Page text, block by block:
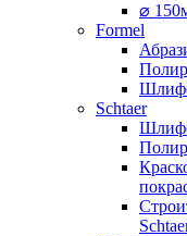
⌀
Formel
Schtaer